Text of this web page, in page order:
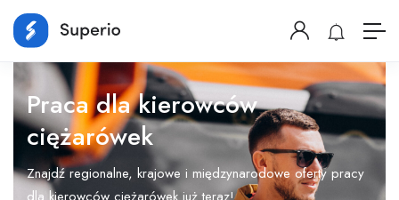
Praca dla kierowców
ciężarówek
Znajdź regionalne, krajowe i międzynarodowe oferty pracy